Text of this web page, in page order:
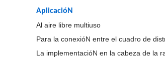
AplicacióN
Al aire libre multiuso
Para la conexióN entre el cuadro de
La implementacióN en la cabeza de la